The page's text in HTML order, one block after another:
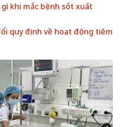
khi mắc bệnh sốt xuất
quy định về hoạt động tiêm